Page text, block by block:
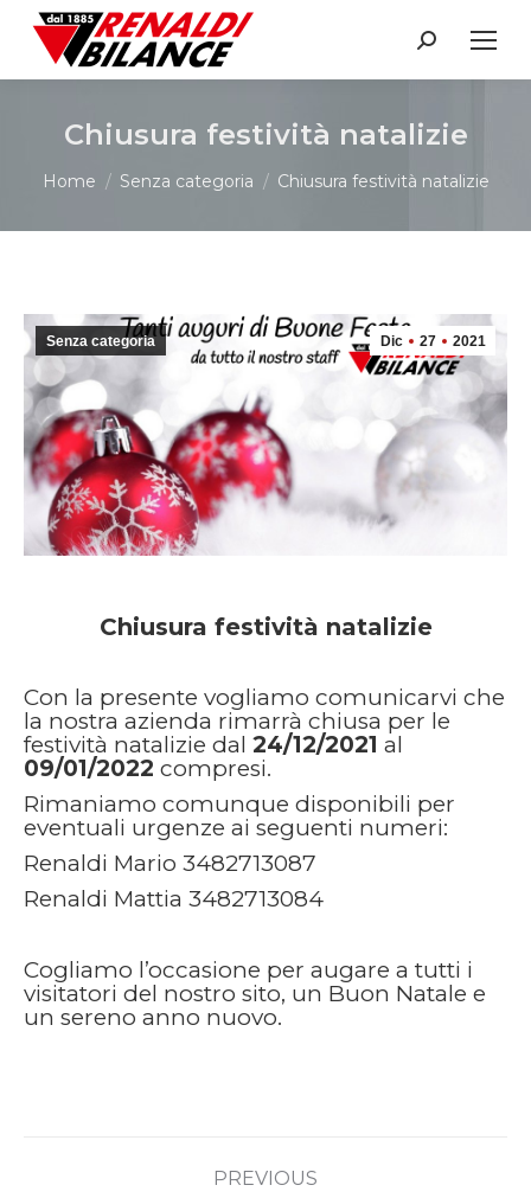
Search:
Chiusura festività natalizie
You are here:
Home Senza categoria Chiusura festività natalizie
Dic 27 2021
Senza categoria
Chiusura festività natalizie
Con la presente vogliamo comunicarvi che
la nostra azienda rimarrà chiusa per le
festività natalizie dal 24/12/2021 al
09/01/2022 compresi.
Rimaniamo comunque disponibili per
eventuali urgenze ai seguenti numeri:
Renaldi Mario 3482713087
Renaldi Mattia 3482713084
Cogliamo l’occasione per augare a tutti i
visitatori del nostro sito, un Buon Natale e
un sereno anno nuovo.
PREVIOUS